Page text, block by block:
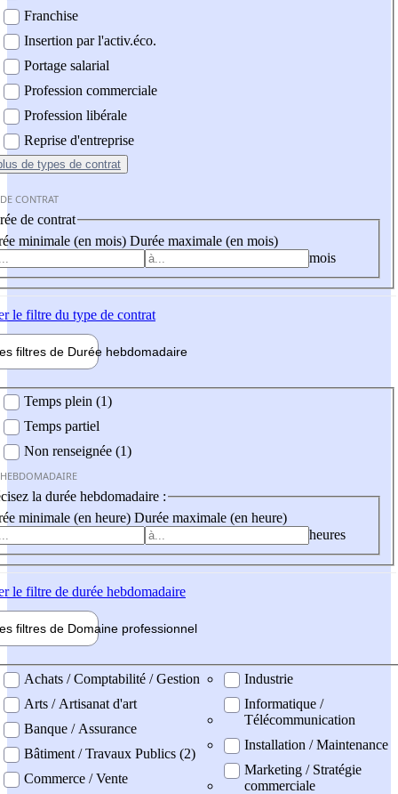
Franchise
Insertion par l'activ.éco.
Portage salarial
Profession commerciale
Profession libérale
Reprise d'entreprise
de types de contrat
CONTRAT
de contrat
minimale (en mois) Durée maximale (en mois)
mois
le filtre du type de contrat
filtres de Durée hebdomadaire
Temps plein (1)
Temps partiel
Non renseignée (1)
la durée hebdomadaire :
minimale (en heure) Durée maximale (en heure)
heures
le filtre de durée hebdomadaire
filtres de Domaine professionnel
professionel
Achats / Comptabilité / Gestion
Arts / Artisanat d'art
Banque / Assurance
Bâtiment / Travaux Publics (2)
Commerce / Vente
Industrie
Informatique /
Télécommunication
Installation / Maintenance
Marketing / Stratégie
commerciale